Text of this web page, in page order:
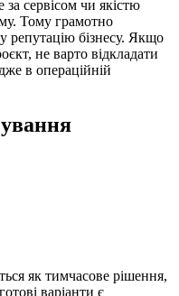
сервісом чи якістю
Тому грамотно
репутацію бізнесу. Якщо
не варто відкладати
в операційній
як тимчасове рішення,
варіанти є